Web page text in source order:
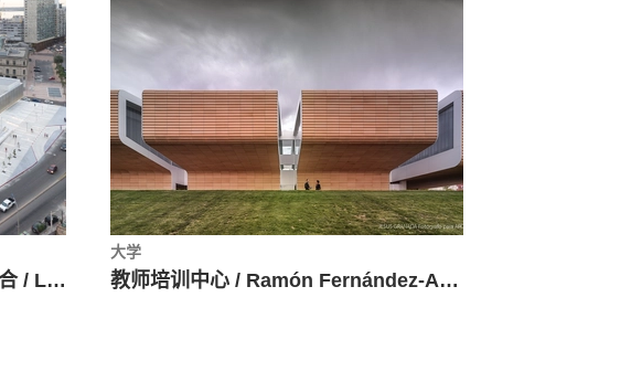
CAF 乌拉圭总部，新城与旧城结合 / LAPS Arquitectos
大学
教师培训中心 / Ramón Fernández-Alonso